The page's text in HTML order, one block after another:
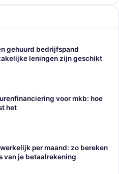
gehuurd bedrijfspand
leningen zijn geschikt
voor mkb: hoe
het
per maand: zo bereken
van je betaalrekening